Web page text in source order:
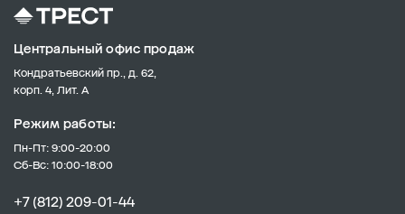
Центральный офис продаж
Кондратьевский пр., д. 62,
корп. 4, Лит. А
Режим работы:
Пн-Пт: 9:00-20:00
Сб-Вс: 10:00-18:00
+7 (812) 209-01-44